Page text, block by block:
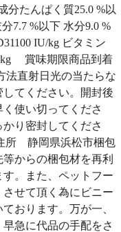
たんぱく質25.0 %以
7.7 %以下 水分9.0 %
IU/kg ビタミン
賞味期限商品到着
法直射日光の当たらな
てください。開封後
使い切ってくださ
り密封してくださ
所 静岡県浜松市梱包
からの梱包材を再利
。また、ペットフー
せて頂く為にビニー
おります。万が一、
急に代品の手配をさ